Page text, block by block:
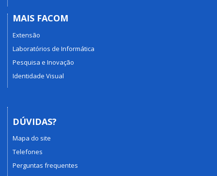
MAIS FACOM
Extensão
Laboratórios de Informática
Pesquisa e Inovação
Identidade Visual
DÚVIDAS?
Mapa do site
Telefones
Perguntas frequentes